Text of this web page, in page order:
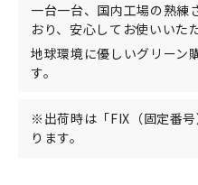
一台一台、国内工場の熟練
おり、安心してお使いいた
地球環境に優しいグリーン
す。
※出荷時は「FIX（固定番
ります。